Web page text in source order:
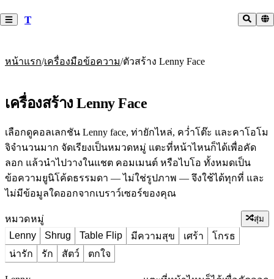
T
หน้าแรก/เครื่องมือข้อความ/ตัวสร้าง Lenny Face
เครื่องสร้าง Lenny Face
เลือกดูคอลเลกชัน Lenny face, ท่ายักไหล่, คว่ำโต๊ะ และคาโอโม
จิจำนวนมาก จัดเรียงเป็นหมวดหมู่ แตะที่หน้าไหนก็ได้เพื่อคัด
ลอก แล้วนำไปวางในแชต คอมเมนต์ หรือไบโอ ทั้งหมดเป็น
ข้อความยูนิโค้ดธรรมดา — ไม่ใช่รูปภาพ — จึงใช้ได้ทุกที่ และ
ไม่มีข้อมูลใดออกจากเบราว์เซอร์ของคุณ
หมวดหมู่ สุ่ม
Lenny Shrug Table Flip มีความสุข เศร้า
โกรธ
น่ารัก
รัก สัตว์ ตกใจ